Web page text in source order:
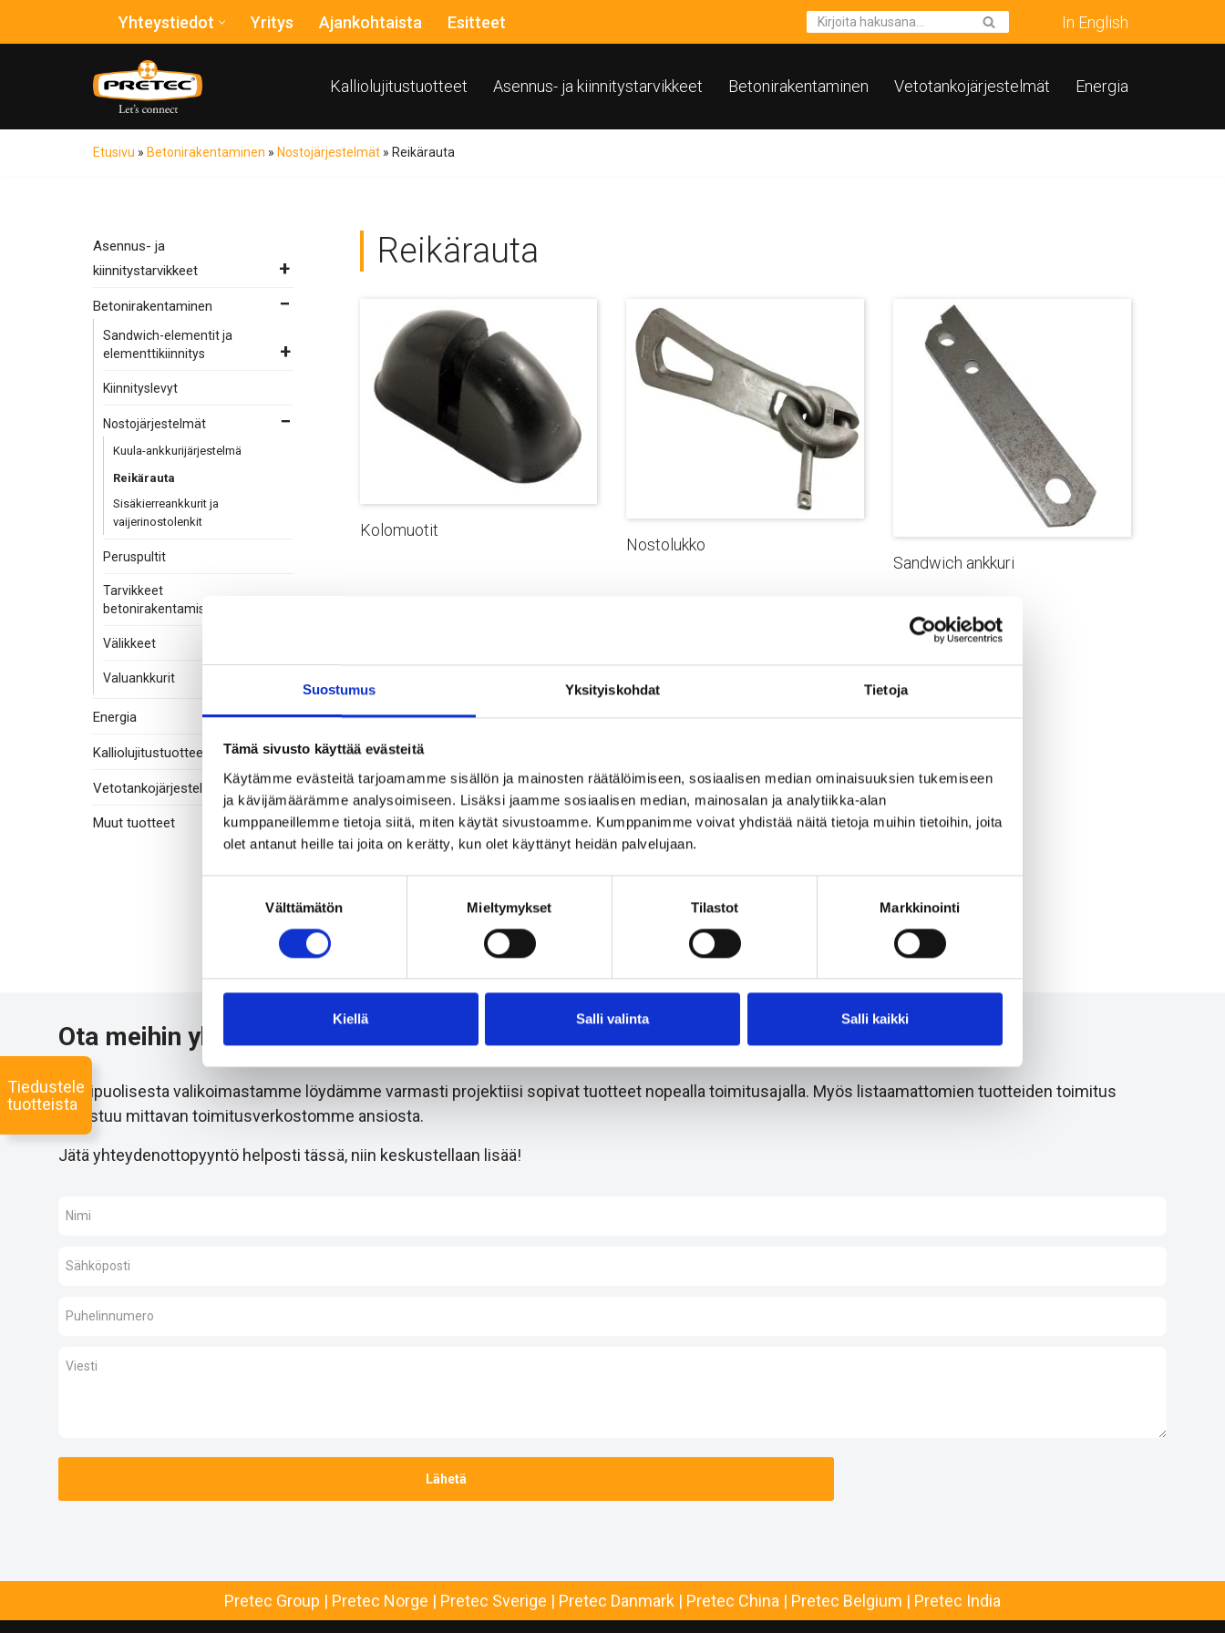
Suostumus Yksityiskohdat Tietoja
Tämä sivusto käyttää evästeitä
Käytämme evästeitä tarjoamamme sisällön ja mainosten räätälöimiseen, sosiaalisen median ominaisuuksien tukemiseen
ja kävijämäärämme analysoimiseen. Lisäksi jaamme sosiaalisen median, mainosalan ja analytiikka-alan
kumppaneillemme tietoja siitä, miten käytät sivustoamme. Kumppanimme voivat yhdistää näitä tietoja muihin tietoihin, joita
olet antanut heille tai joita on kerätty, kun olet käyttänyt heidän palvelujaan.
Välttämätön Mieltymykset Tilastot Markkinointi
Kiellä Salli valinta Salli kaikki
Yhteystiedot Yritys Ajankohtaista Esitteet In English
Kalliolujitustuotteet Asennus- ja kiinnitystarvikkeet Betonirakentaminen Vetotankojärjestelmät Energia
Etusivu » Betonirakentaminen » Nostojärjestelmät » Reikärauta
Asennus- ja
kiinnitystarvikkeet
Betonirakentaminen
Sandwich-elementit ja
elementtikiinnitys
Kiinnityslevyt
Nostojärjestelmät
Kuula-ankkurijärjestelmä
Reikärauta
Sisäkierreankkurit ja
vaijerinostolenkit
Peruspultit
Tarvikkeet
betonirakentamiseen
Välikkeet
Valuankkurit
Energia
Kalliolujitustuotteet
Vetotankojärjestelmät
Muut tuotteet
Reikärauta
Kolomuotit
Nostolukko
Sandwich ankkuri
Ota meihin yhteyttä 24/7
Monipuolisesta valikoimastamme löydämme varmasti projektiisi sopivat tuotteet nopealla toimitusajalla. Myös listaamattomien tuotteiden toimitus
onnistuu mittavan toimitusverkostomme ansiosta.
Jätä yhteydenottopyyntö helposti tässä, niin keskustellaan lisää!
Tiedustele
tuotteista
Pretec Group | Pretec Norge | Pretec Sverige | Pretec Danmark | Pretec China | Pretec Belgium | Pretec India